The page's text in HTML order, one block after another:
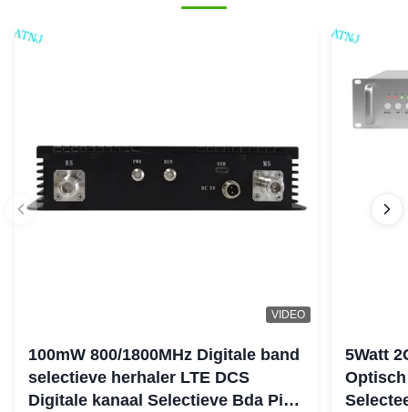
VIDEO
100mW 800/1800MHz Digitale band
selectieve herhaler LTE DCS
Digitale kanaal Selectieve Bda Pico
5Watt